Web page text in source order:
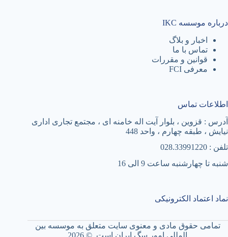
درباره موسسه IKC
اخبار و بلاگ
تماس با ما
قوانین و مقررات
معرفی FCI
اطلاعات تماس
آدرس : قزوین ، بلوار آیت اله خامنه ای ، مجتمع تجاری اداری
نیایش ، طبقه چهارم ، واحد 448
تلفن : 028.33991220
شنبه تا چهارشنبه ساعت 9 الی 16
نماد اعتماد الکترونیکی
تمامی حقوق مادی و معنوی سایت متعلق به موسسه بین
المللی امور سگ ایران است. © ‏2026